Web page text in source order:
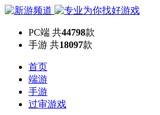
PC端 共44798款
手游 共18097款
首页
端游
手游
过审游戏